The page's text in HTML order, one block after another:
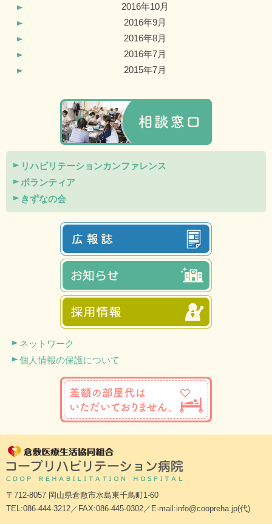
2016年10月
2016年9月
2016年8月
2016年7月
2015年7月
リハビリテーションカンファレンス
ボランティア
きずなの会
ネットワーク
個人情報の保護について
〒712-8057 岡山県倉敷市水島東千鳥町1-60
TEL:086-444-3212／FAX:086-445-0302／E-mail:info@coopreha.jp(代)